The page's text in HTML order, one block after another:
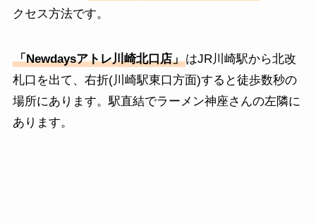
クセス方法です。
「Newdaysアトレ川崎北口店」はJR川崎駅から北改
札口を出て、右折(川崎駅東口方面)すると徒歩数秒の
場所にあります。駅直結でラーメン神座さんの左隣に
あります。